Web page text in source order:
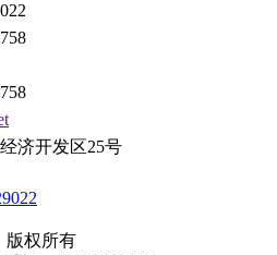
济开发区25号
权所有